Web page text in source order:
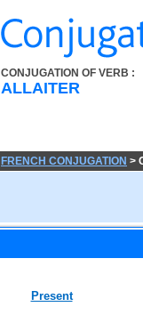
CONJUGATION OF VERB :
ALLAITER
FRENCH CONJUGATION >
Present